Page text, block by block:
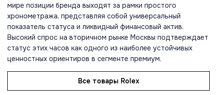
мире позиции бренда выходят за рамки простого
хронометража, представляя собой универсальный
показатель статуса и ликвидный финансовый актив.
Высокий спрос на вторичном рынке Москвы подтверждает
статус этих часов как одного из наиболее устойчивых
ценностных ориентиров в сегменте премиум.
Все товары Rolex